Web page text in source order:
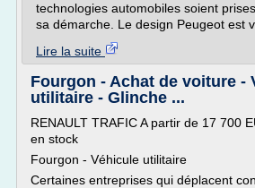
technologies automobiles soient
sa démarche. Le design Peugeot est
Lire la suite
Fourgon - Achat de voiture -
utilitaire - Glinche ...
RENAULT TRAFIC A partir de 17 700
en stock
Fourgon - Véhicule utilitaire
Certaines entreprises qui déplacent